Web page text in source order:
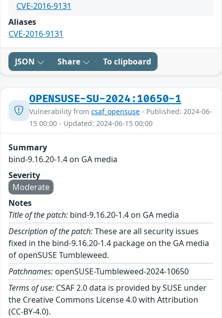
CVE-2016-9131
Aliases
CVE-2016-9131
JSON Share To clipboard
OPENSUSE-SU-2024:10650-1
Vulnerability from csaf_opensuse - Published: 2024-06-
15 00:00 - Updated: 2024-06-15 00:00
Summary
bind-9.16.20-1.4 on GA media
Severity
Moderate
Notes
Title of the patch: bind-9.16.20-1.4 on GA media
Description of the patch:These are all security issues
fixed in the bind-9.16.20-1.4 package on the GA media
of openSUSE Tumbleweed.
Patchnames: openSUSE-Tumbleweed-2024-10650
Terms of use: CSAF 2.0 data is provided by SUSE under
the Creative Commons License 4.0 with Attribution
(CC-BY-4.0).